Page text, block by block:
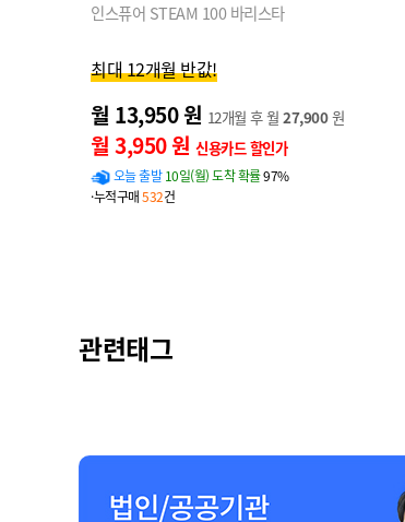
인스퓨어 STEAM 100 바리스타
최대 12개월 반값!
월 13,950 원 12개월 후 월 27,900원
월 3,950 원 신용카드 할인가
오늘 출발 10일(월) 도착 확률97%
·누적구매532건
관련태그